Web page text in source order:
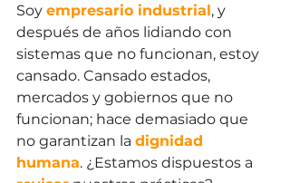
Soy empresario industrial, y
después de años lidiando con
sistemas que no funcionan, estoy
cansado. Cansado estados,
mercados y gobiernos que no
funcionan; hace demasiado que
no garantizan la dignidad
humana. ¿Estamos dispuestos a